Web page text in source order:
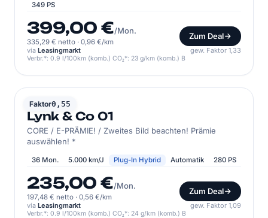
349 PS
399,00 €/Mon.
335,29 € netto · 0,96 €/km
Zum Deal
via Leasingmarkt gew. Faktor 1,33
Verbr.*: 0.9 l/100km (komb.) CO₂*: 23 g/km (komb.) B
Faktor0,55
LYNK & CO
Lynk & Co 01
CORE / E-PRÄMIE! / Zweites Bild beachten! Prämie
auswählen! *
36 Mon. 5.000 km/J Plug-In Hybrid Automatik 280 PS
235,00 €/Mon.
197,48 € netto · 0,56 €/km
Zum Deal
via Leasingmarkt gew. Faktor 1,09
Verbr.*: 0.9 l/100km (komb.) CO₂*: 24 g/km (komb.) B